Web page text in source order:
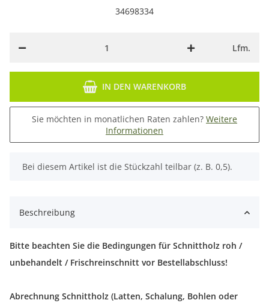
34698334
Lfm.
IN DEN WARENKORB
Sie möchten in monatlichen Raten zahlen? Weitere
Informationen
x
Bei diesem Artikel ist die Stückzahl teilbar (z. B. 0,5).
Beschreibung
Bitte beachten Sie die Bedingungen für Schnittholz roh /
unbehandelt / Frischreinschnitt vor Bestellabschluss!
Abrechnung Schnittholz (Latten, Schalung, Bohlen oder